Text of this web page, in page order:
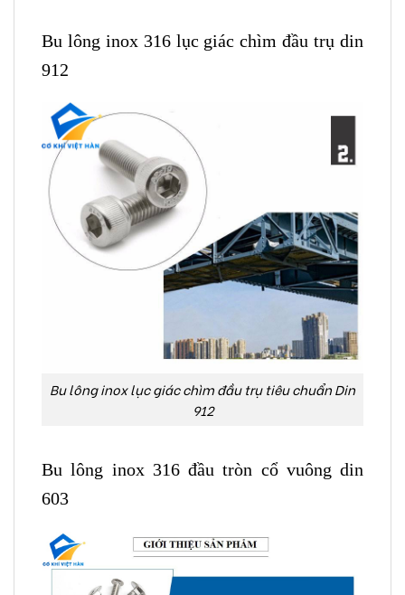
Bu lông inox 316 lục giác chìm đầu trụ din
912
Bu lông inox lục giác chìm đầu trụ tiêu chuẩn Din
912
Bu lông inox 316 đầu tròn cổ vuông din
603